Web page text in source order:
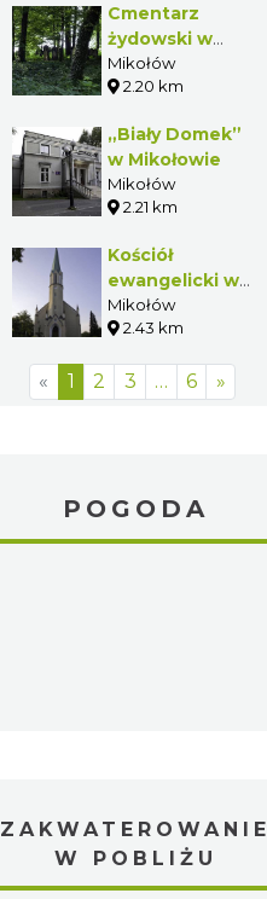
Cmentarz
żydowski w
Mikołowie
Mikołów
2.20 km
„Biały Domek”
w Mikołowie
Mikołów
2.21 km
Kościół
ewangelicki w
Mikołowie
Mikołów
2.43 km
« 1 2 3 … 6 »
POGODA
ZAKWATEROWANIE
W POBLIŻU